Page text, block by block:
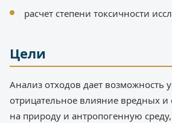
расчет степени токсичности
Цели
Анализ отходов дает возможность
отрицательное влияние вредных и
на природу и антропогенную